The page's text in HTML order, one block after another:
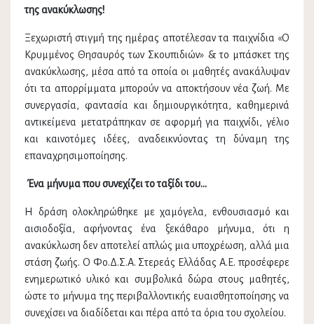
της ανακύκλωσης!
Ξεχωριστή στιγμή της ημέρας αποτέλεσαν τα παιχνίδια «Ο
Κρυμμένος Θησαυρός των Σκουπιδιών» & το μπάσκετ της
ανακύκλωσης, μέσα από τα οποία οι μαθητές ανακάλυψαν
ότι τα απορρίμματα μπορούν να αποκτήσουν νέα ζωή. Με
συνεργασία, φαντασία και δημιουργικότητα, καθημερινά
αντικείμενα μετατράπηκαν σε αφορμή για παιχνίδι, γέλιο
και καινοτόμες ιδέες, αναδεικνύοντας τη δύναμη της
επαναχρησιμοποίησης.
Ένα μήνυμα που συνεχίζει το ταξίδι του…
Η δράση ολοκληρώθηκε με χαμόγελα, ενθουσιασμό και
αισιοδοξία, αφήνοντας ένα ξεκάθαρο μήνυμα, ότι η
ανακύκλωση δεν αποτελεί απλώς μια υποχρέωση, αλλά μια
στάση ζωής. Ο Φο.Δ.Σ.Α. Στερεάς Ελλάδας Α.Ε. προσέφερε
ενημερωτικό υλικό και συμβολικά δώρα στους μαθητές,
ώστε το μήνυμα της περιβαλλοντικής ευαισθητοποίησης να
συνεχίσει να διαδίδεται και πέρα από τα όρια του σχολείου.